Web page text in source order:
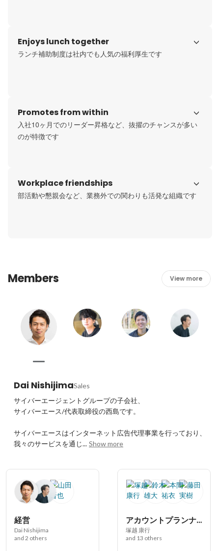
Enjoys lunch together
ランチ補助制度は社内でも人気の福利厚生です
Promotes from within
入社10ヶ月でのリーダー昇格など、抜擢のチャンスが多い
のが特徴です
Workplace friendships
部活動や懇親会など、業務外での関わりも活発な組織です
Members View more
Dai NishijimaSales
サイバーエージェントグループの子会社、
サイバーエース/代表取締役の西島です。
サイバーエースはインターネット広告代理事業を行っており、
我々のサービスを通じ... Show more
経営
Dai Nishijima
and 2 others
アカウントプランナー
塚越 康行
and 13 others